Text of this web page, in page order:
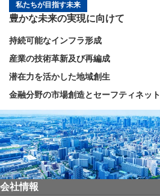
私たちが目指す未来
豊かな未来の実現に向けて
持続可能なインフラ形成
産業の技術革新及び再編成
潜在力を活かした地域創生
金融分野の市場創造とセーフティネット
会社情報